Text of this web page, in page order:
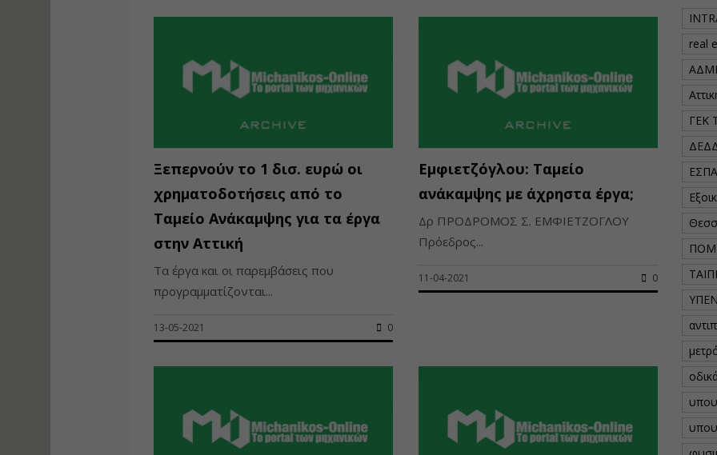
Ξεπερνούν το 1 δισ. ευρώ οι
χρηματοδοτήσεις από το
Ταμείο Ανάκαμψης για τα έργα
στην Αττική
Τα έργα και οι παρεμβάσεις που
προγραμματίζονται...
13-05-2021 0
Εμφιετζόγλου: Ταμείο
ανάκαμψης με άχρηστα έργα;
Δρ ΠΡΟΔΡΟΜΟΣ Σ. ΕΜΦΙΕΤΖΟΓΛΟΥ
Πρόεδρος...
11-04-2021 0
real
ΓΕΚ
ΕΣΠΑ
ΥΠΕΝ